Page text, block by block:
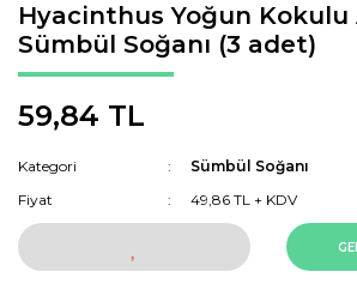
Hyacinthus Yoğun Kokulu
Sümbül Soğanı (3 adet)
59,84 TL
Kategori
Sümbül Soğanı
Fiyat
49,86 TL + KDV